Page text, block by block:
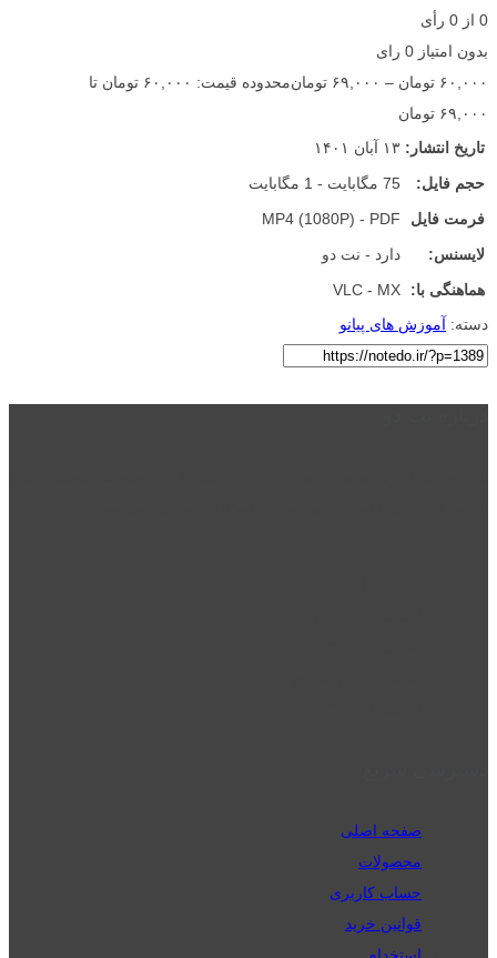
0 از 0 رأی
بدون امتیاز 0 رای
۶۰,۰۰۰ تومان – ۶۹,۰۰۰ تومان
محدوده قیمت: ۶۰,۰۰۰ تومان تا
۶۹,۰۰۰ تومان
تاریخ انتشار: ۱۳ آبان ۱۴۰۱
حجم فایل:
75 مگابایت - 1 مگابایت
فرمت فایل
MP4 (1080P) - PDF
لایسنس:
دارد - نت دو
هماهنگی با:
VLC - MX
دسته: آموزش های پیانو
صفحه اصلی
محصولات
حساب کاربری
قوانین خرید